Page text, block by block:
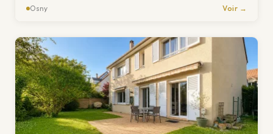
Osny Voir →